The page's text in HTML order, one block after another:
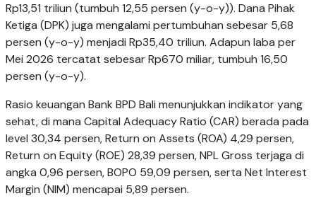
Rp13,51 triliun (tumbuh 12,55 persen (y-o-y)). Dana Pihak
Ketiga (DPK) juga mengalami pertumbuhan sebesar 5,68
persen (y-o-y) menjadi Rp35,40 triliun. Adapun laba per
Mei 2026 tercatat sebesar Rp670 miliar, tumbuh 16,50
persen (y-o-y).
Rasio keuangan Bank BPD Bali menunjukkan indikator yang
sehat, di mana Capital Adequacy Ratio (CAR) berada pada
level 30,34 persen, Return on Assets (ROA) 4,29 persen,
Return on Equity (ROE) 28,39 persen, NPL Gross terjaga di
angka 0,96 persen, BOPO 59,09 persen, serta Net Interest
Margin (NIM) mencapai 5,89 persen.